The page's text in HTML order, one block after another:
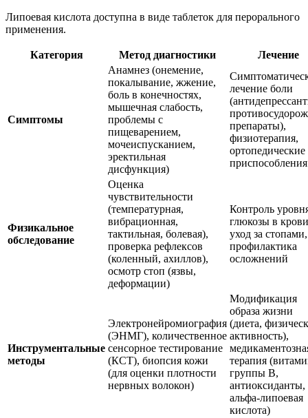
Липоевая кислота доступна в виде таблеток для перорального
применения.
Категория Метод диагностики Лечение
Симптомы
Анамнез (онемение,
покалывание, жжение,
боль в конечностях,
мышечная слабость,
проблемы с
пищеварением,
мочеиспусканием,
эректильная
дисфункция)
лечение боли
препараты),
физиотерапия,
ортопедические
приспособления
Физикальное
обследование
Оценка
чувствительности
(температурная,
вибрационная,
тактильная, болевая),
проверка рефлексов
(коленный, ахиллов),
осмотр стоп (язвы,
деформации)
Контроль
глюкозы в
уход за стопами,
профилактика
осложнений
Инструментальные
методы
Электронейромиография
(ЭНМГ), количественное
сенсорное тестирование
(КСТ), биопсия кожи
(для оценки плотности
нервных волокон)
Модификация
образа жизни
(диета,
активность),
терапия
группы B,
антиоксиданты,
альфа-липоевая
кислота)